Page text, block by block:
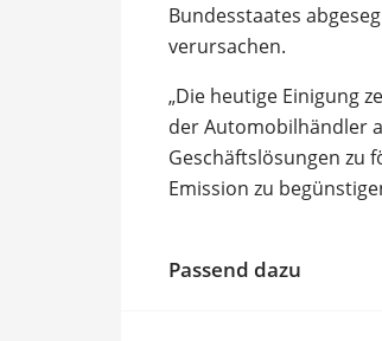
Bundesstaates
verursachen.
„Die heutige Einigung
der Automobilhändler
Geschäftslösungen zu
Emission zu
Passend dazu